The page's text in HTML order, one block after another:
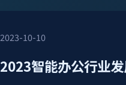
2023-10-10
2023智能办公行业